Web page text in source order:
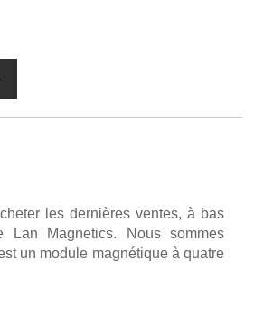
les dernières ventes, à bas
Magnetics. Nous sommes
un module magnétique à quatre